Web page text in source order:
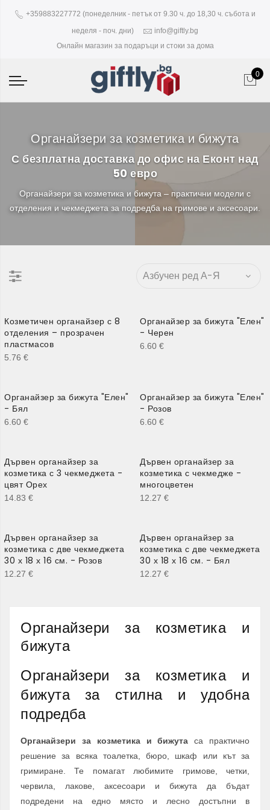
+359883227772 (понеделник - петък от 9.30 ч. до 18,30 ч. събота и
неделя - поч. дни)
info@giftly.bg
Онлайн магазин за подаръци и стоки за дома
0
Органайзери за козметика и бижута
С безплатна доставка до офис на Еконт над
50 евро
Органайзери за козметика и бижута – практични модели с
отделения и чекмеджета за подредба на гримове и аксесоари.
Козметичен органайзер с 8
отделения – прозрачен
пластмасов
5.76 €
Органайзер за бижута "Елен"
- Черен
6.60 €
Органайзер за бижута "Елен"
- Бял
6.60 €
Органайзер за бижута "Елен"
- Розов
6.60 €
Дървен органайзер за
козметика с 3 чекмеджета -
цвят Орех
14.83 €
Дървен органайзер за
козметика с чекмедже -
многоцветен
12.27 €
Дървен органайзер за
козметика с две чекмеджета
30 х 18 х 16 см. - Розов
12.27 €
Дървен органайзер за
козметика с две чекмеджета
30 х 18 х 16 см. - Бял
12.27 €
Органайзери за козметика и
бижута
Органайзери за козметика и
бижута за стилна и удобна
подредба
Органайзери за козметика и бижута са практично
решение за всяка тоалетка, бюро, шкаф или кът за
гримиране. Те помагат любимите гримове, четки,
червила, лакове, аксесоари и бижута да бъдат
подредени на едно място и лесно достъпни в